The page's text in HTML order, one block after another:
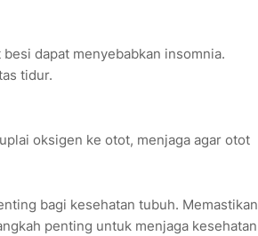
besi dapat menyebabkan insomnia.
tidur.
oksigen ke otot, menjaga agar otot
bagi kesehatan tubuh. Memastikan
penting untuk menjaga kesehatan